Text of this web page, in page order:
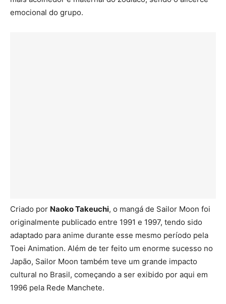
emocional do grupo.
Criado por Naoko Takeuchi, o mangá de Sailor Moon foi
originalmente publicado entre 1991 e 1997, tendo sido
adaptado para anime durante esse mesmo período pela
Toei Animation. Além de ter feito um enorme sucesso no
Japão, Sailor Moon também teve um grande impacto
cultural no Brasil, começando a ser exibido por aqui em
1996 pela Rede Manchete.